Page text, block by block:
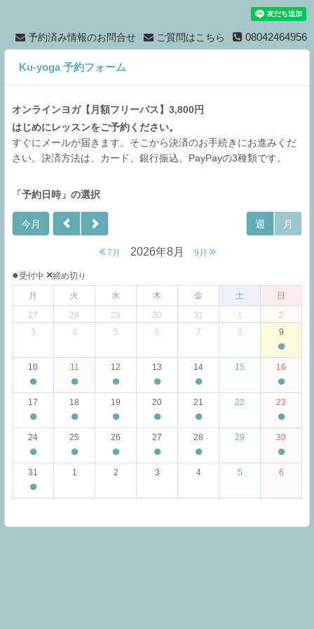
予約済み情報のお問合せ ご質問はこちら 08042464956
Ku-yoga 予約フォーム
オンラインヨガ【月額フリーパス】3,800円
はじめにレッスンをご予約ください。
すぐにメールが届きます。そこから決済のお手続きにお進みくだ
さい。決済方法は、カード、銀行振込、PayPayの3種類です。
「予約日時」の選択
今月
7月 2026年8月 9月
週 月
●受付中 ×締め切り
月
火 水 木 金 土
日
27
28 29 30 31 1
2
3
4 5 6 7 8 9
●
10
●
11
●
12
●
13
●
14
●
15 16
●
17
●
18
●
19
●
20
●
21
●
22 23
●
24
●
25
●
26
●
27
●
28
●
29 30
●
31
●
1 2 3 4 5 6